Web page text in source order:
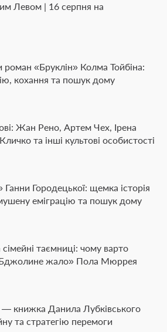
Левом | 16 серпня на
роман «Бруклін» Колма Тойбіна:
кохання та пошук дому
Жан Рено, Артем Чех, Ірена
та інші культові особистості
Ганни Городецької: щемка історія
еміграцію та пошук дому
сімейні таємниці: чому варто
жало» Пола Мюррея
— книжка Данила Лубківського
та стратегію перемоги